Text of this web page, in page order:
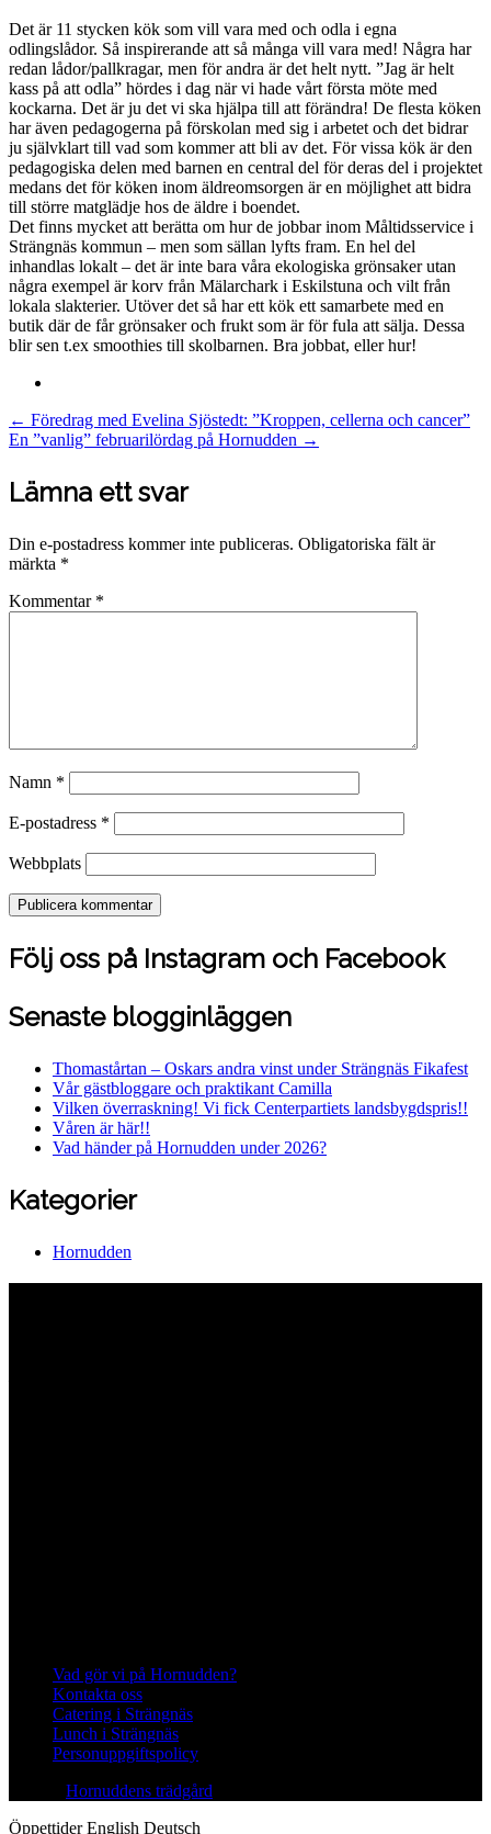
Det är 11 stycken kök som vill vara med och odla i egna
odlingslådor. Så inspirerande att så många vill vara med! Några har
redan lådor/pallkragar, men för andra är det helt nytt. ”Jag är helt
kass på att odla” hördes i dag när vi hade vårt första möte med
kockarna. Det är ju det vi ska hjälpa till att förändra! De flesta köken
har även pedagogerna på förskolan med sig i arbetet och det bidrar
ju självklart till vad som kommer att bli av det. För vissa kök är den
pedagogiska delen med barnen en central del för deras del i projektet
medans det för köken inom äldreomsorgen är en möjlighet att bidra
till större matglädje hos de äldre i boendet.
Det finns mycket att berätta om hur de jobbar inom Måltidsservice i
Strängnäs kommun – men som sällan lyfts fram. En hel del
inhandlas lokalt – det är inte bara våra ekologiska grönsaker utan
några exempel är korv från Mälarchark i Eskilstuna och vilt från
lokala slakterier. Utöver det så har ett kök ett samarbete med en
butik där de får grönsaker och frukt som är för fula att sälja. Dessa
blir sen t.ex smoothies till skolbarnen. Bra jobbat, eller hur!
Post
navigation
← Föredrag med Evelina Sjöstedt: ”Kroppen, cellerna och cancer”
En ”vanlig” februarilördag på Hornudden →
Lämna ett svar
Din e-postadress kommer inte publiceras. Obligatoriska fält är
märkta *
Kommentar *
Namn *
E-postadress *
Webbplats
Följ oss på Instagram och Facebook
Senaste blogginläggen
Thomastårtan – Oskars andra vinst under Strängnäs Fikafest
Vår gästbloggare och praktikant Camilla
Vilken överraskning! Vi fick Centerpartiets landsbygdspris!!
Våren är här!!
Vad händer på Hornudden under 2026?
Kategorier
Hornudden
Vad gör vi på Hornudden?
Kontakta oss
Catering i Strängnäs
Lunch i Strängnäs
Personuppgiftspolicy
Hornuddens trädgård
ÖppettiderEnglish Deutsch